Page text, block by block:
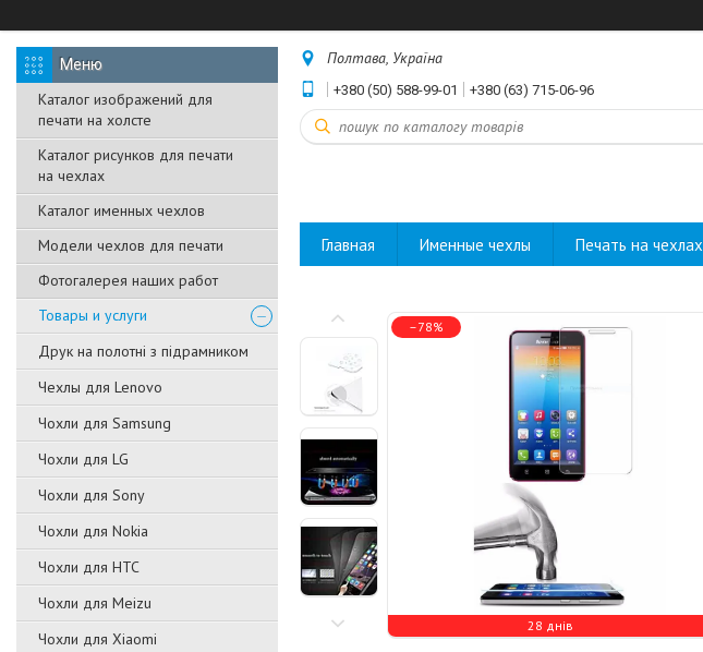
Каталог изображений для
печати на холсте
Каталог рисунков для печати
на чехлах
Каталог именных чехлов
Модели чехлов для печати
Фотогалерея наших работ
Товары и услуги
Друк на полотні з підрамником
Чехлы для Lenovo
Чохли для Samsung
Чохли для LG
Чохли для Sony
Чохли для Nokia
Чохли для HTC
Чохли для Meizu
Чохли для Xiaomi
Полтава, Україна
+380 (50) 588-99-01 +380 (63) 715-06-96
Главная Именные чехлы Печать на чехлах
–78%
28 днів